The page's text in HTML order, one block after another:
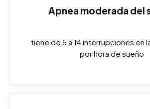
Apnea moderada del
tiene de 5 a 14 interrupciones en
por hora de sueño